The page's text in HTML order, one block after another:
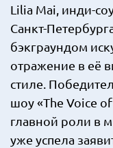
Lilia Mai, инди-
Санкт-
бэкграундом
отражение в её
стиле.
шоу «The Voice
главной роли в
уже успела